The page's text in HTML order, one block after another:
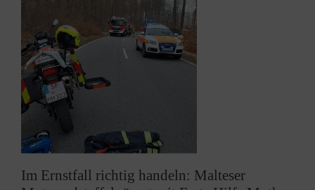
Im Ernstfall richtig handeln: Malteser